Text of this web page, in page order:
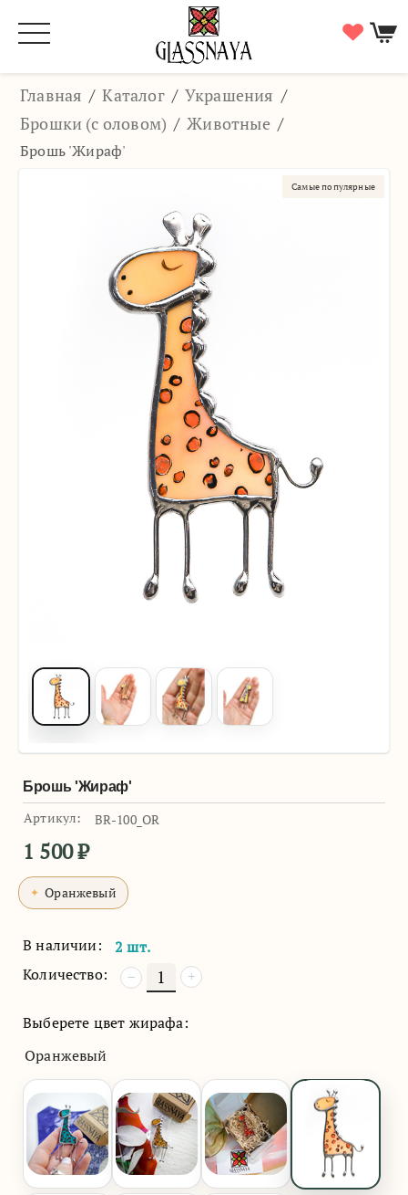
Главная / Каталог / Украшения /
Брошки (с оловом) / Животные /
Брошь 'Жираф'
Самые популярные
Брошь 'Жираф'
Артикул: BR-100_OR
1 500₽
Оранжевый
В наличии:
2 шт.
Количество:
+
−
Выберете цвет жирафа:
Оранжевый